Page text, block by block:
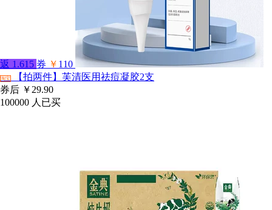
返 1.615 券 ￥ 110
淘宝
【拍两件】芙清医用祛痘凝胶2支
券后 ￥29.90
100000 人已买